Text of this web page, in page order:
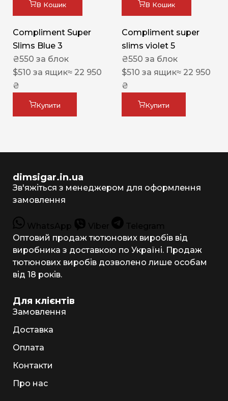
В Кошик
Compliment Super
Slims Blue 3
₴550 за блок
$510 за ящик≈ 22 950
₴
Купити
В Кошик
Compliment super
slims violet 5
₴550 за блок
$510 за ящик≈ 22 950
₴
Купити
dimsigar.in.ua
Зв'яжіться з менеджером для оформлення
замовлення
WhatsApp Viber
Telegram
Оптовий продаж тютюнових виробів від
виробника з доставкою по Україні. Продаж
тютюнових виробів дозволено лише особам
від 18 років.
Для клієнтів
Замовлення
Доставка
Оплата
Контакти
Про нас